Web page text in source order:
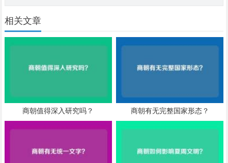
相关文章
商朝值得深入研究吗？ 商朝有无完整国家形态？